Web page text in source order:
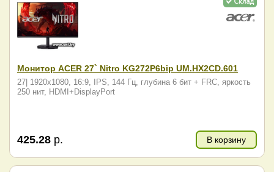
Монитор ACER 27` Nitro KG272P6bip UM.HX2CD.601
27| 1920x1080, 16:9, IPS, 144 Гц, глубина 6 бит + FRC, яркость
250 нит, HDMI+DisplayPort
425.28 р. В корзину